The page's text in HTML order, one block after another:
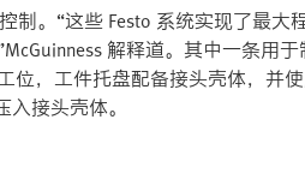
制。“这些 Festo 系统实现了最大
解释道。其中一条用
位，工件托盘配备接头壳体，并
接头壳体。